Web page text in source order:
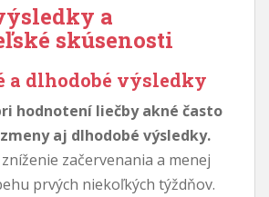
a
skúsenosti
a dlhodobé výsledky
hodnotení liečby akné často
aj dlhodobé výsledky.
začervenania a menej
prvých niekoľkých týždňov.